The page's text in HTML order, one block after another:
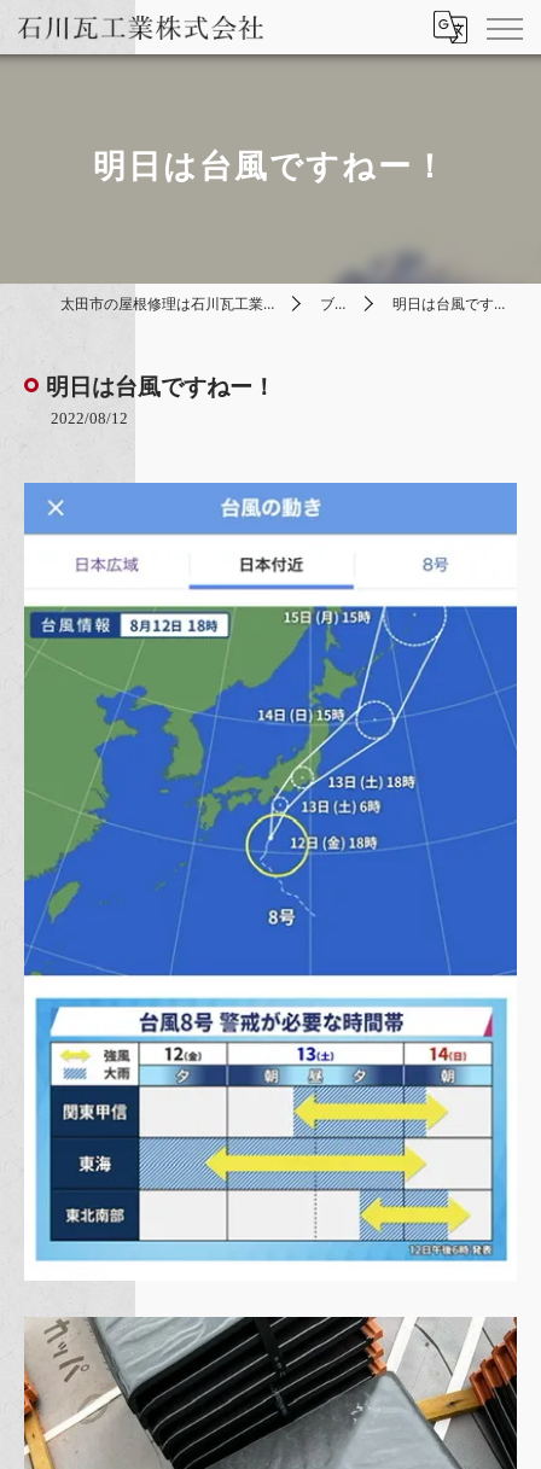
明日は台風ですねー！
太田市の屋根修理は石川瓦工業株式会社 ブログ 明日は台風ですねー！
明日は台風ですねー！
2022/08/12